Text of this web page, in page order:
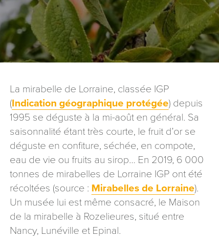
La mirabelle de Lorraine, classée IGP
(Indication géographique protégée) depuis
1995 se déguste à la mi-août en général. Sa
saisonnalité étant très courte, le fruit d’or se
déguste en confiture, séchée, en compote,
eau de vie ou fruits au sirop… En 2019, 6 000
tonnes de mirabelles de Lorraine IGP ont été
récoltées (source : Mirabelles de Lorraine).
Un musée lui est même consacré, le Maison
de la mirabelle à Rozelieures, situé entre
Nancy, Lunéville et Epinal.